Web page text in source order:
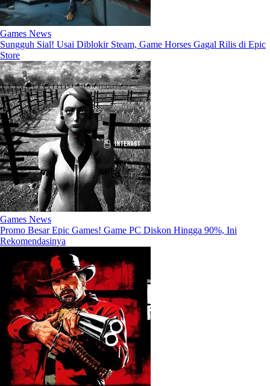
Games News
Sungguh Sial! Usai Diblokir Steam, Game Horses Gagal Rilis di Epic
Store
Games News
Promo Besar Epic Games! Game PC Diskon Hingga 90%, Ini
Rekomendasinya